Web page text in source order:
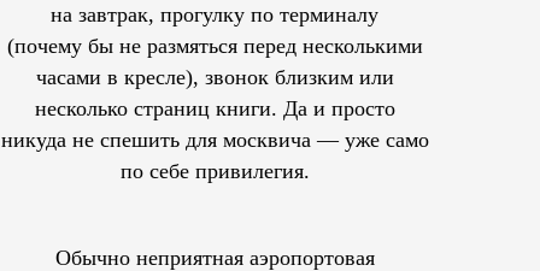
на завтрак, прогулку по терминалу
(почему бы не размяться перед несколькими
часами в кресле), звонок близким или
несколько страниц книги. Да и просто
никуда не спешить для москвича — уже само
по себе привилегия.
Обычно неприятная аэропортовая